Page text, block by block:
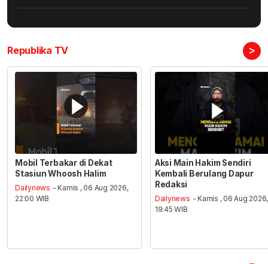
Republika TV >
Mobil Terbakar di Dekat
Stasiun Whoosh Halim
Dailynews - Kamis , 06 Aug 2026,
22:00 WIB
Aksi Main Hakim Sendiri
Kembali Berulang Dapur
Redaksi
Dailynews - Kamis , 06 Aug 2026,
19:45 WIB